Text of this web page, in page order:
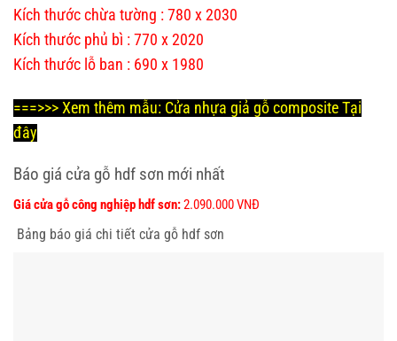
Kích thước chừa tường : 780 x 2030
Kích thước phủ bì : 770 x 2020
Kích thước lỗ ban : 690 x 1980
===>>> Xem thêm mẫu: Cửa nhựa giả gỗ composite Tại
đây
Báo giá cửa gỗ hdf sơn mới nhất
Giá cửa gỗ công nghiệp hdf sơn:2.090.000 VNĐ
Bảng báo giá chi tiết cửa gỗ hdf sơn